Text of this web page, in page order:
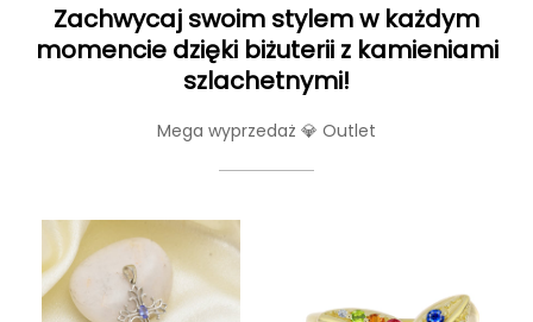
Zachwycaj swoim stylem w każdym
momencie dzięki biżuterii z kamieniami
szlachetnymi!
Mega wyprzedaż 💎 Outlet